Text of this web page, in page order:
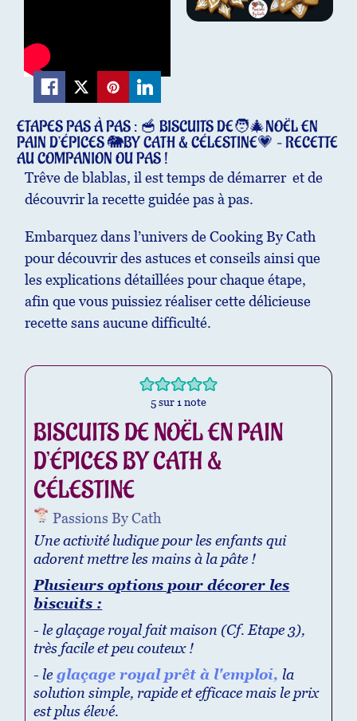
ETAPES PAS À PAS : 🥣 BISCUITS DE🧑‍🎄NOËL EN
PAIN D’ÉPICES 🐘BY CATH & CÉLESTINE💗 – RECETTE
AU COMPANION OU PAS !
Trêve de blablas, il est temps de démarrer et de
découvrir la recette guidée pas à pas.
Embarquez dans l’univers de Cooking By Cath
pour découvrir des astuces et conseils ainsi que
les explications détaillées pour chaque étape,
afin que vous puissiez réaliser cette délicieuse
recette sans aucune difficulté.
5sur 1 note
BISCUITS DE NOËL EN PAIN
D’ÉPICES BY CATH &
CÉLESTINE
Passions By Cath
Une activité ludique pour les enfants qui
adorent mettre les mains à la pâte !
Plusieurs options pour décorer les
biscuits :
- le glaçage royal fait maison (Cf. Etape 3),
très facile et peu couteux !
- le glaçage royal prêt à l'emploi, la
solution simple, rapide et efficace mais le prix
est plus élevé.